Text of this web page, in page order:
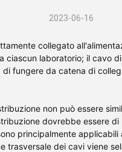
2023-06-16
collegato
ciascun laboratorio; il cavo
fungere da catena di
non può essere
dovrebbe essere
principalmente
trasversale dei cavi viene